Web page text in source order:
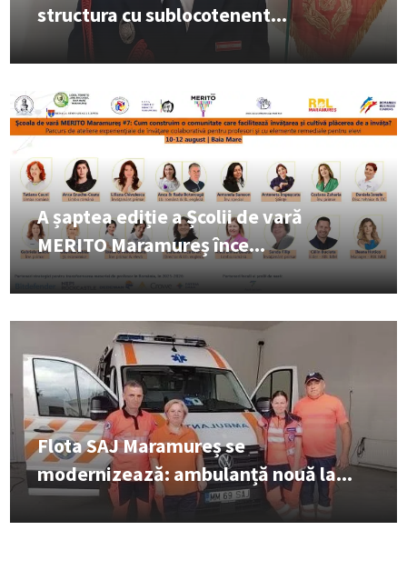
structura cu sublocotenent...
A șaptea ediție a Școlii de vară
MERITO Maramureș înce...
Flota SAJ Maramureș se
modernizează: ambulanță nouă la...